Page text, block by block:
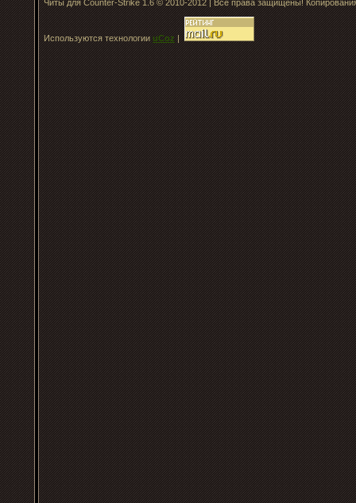
Читы для Counter-Strike 1.6 © 2010-2012 | Все права защищены!
Используются технологииuCoz |